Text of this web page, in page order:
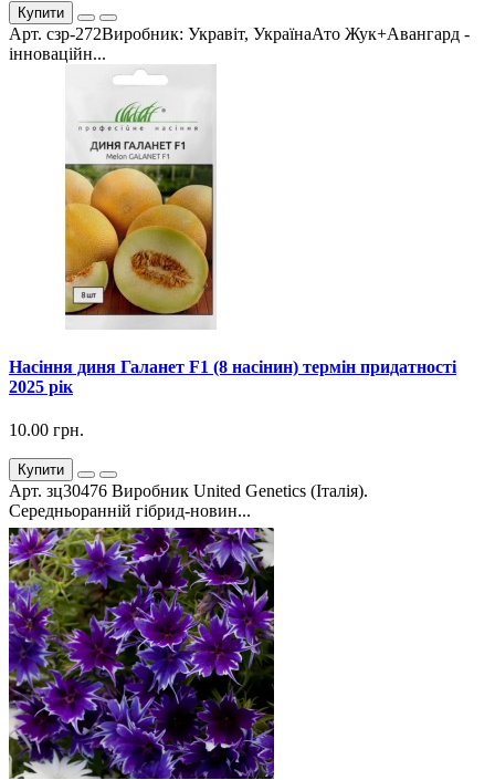
Купити
Арт. сзр-272Виробник: Укравіт, УкраїнаАто Жук+Авангард -
інноваційн...
Насіння диня Галанет F1 (8 насінин) термін придатності
2025 рік
10.00 грн.
Купити
Арт. зц30476 Виробник United Genetics (Італія).
Середньоранній гібрид-новин...